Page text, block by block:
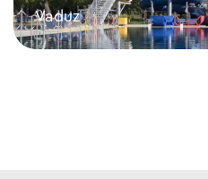
Vaduz
Schwimmbad Mühleholz